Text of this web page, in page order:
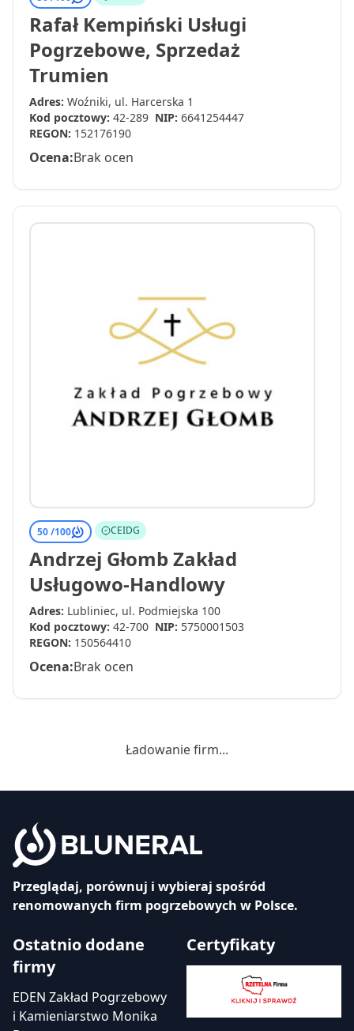
Rafał Kempiński Usługi
Pogrzebowe, Sprzedaż
Trumien
Adres: Woźniki, ul. Harcerska 1
Kod pocztowy: 42-289 NIP: 6641254447
REGON: 152176190
Ocena:Brak ocen
50 /100 CEIDG
Andrzej Głomb Zakład
Usługowo-Handlowy
Adres: Lubliniec, ul. Podmiejska 100
Kod pocztowy: 42-700 NIP: 5750001503
REGON: 150564410
Ocena:Brak ocen
Ładowanie firm...
Przeglądaj, porównuj i wybieraj spośród
renomowanych firm pogrzebowych w Polsce.
Ostatnio dodane
firmy
EDEN Zakład Pogrzebowy
i Kamieniarstwo Monika
Certyfikaty